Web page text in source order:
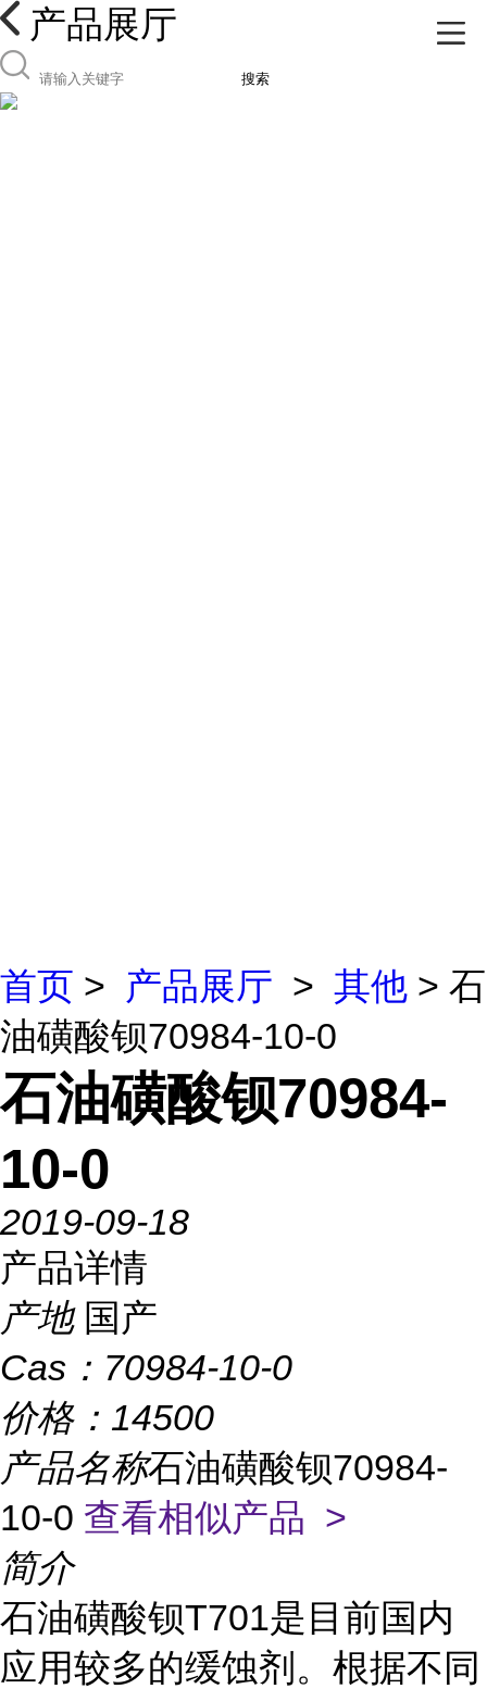
产品展厅
搜索
首页 > 产品展厅 > 其他 > 石
油磺酸钡70984-10-0
石油磺酸钡70984-
10-0
2019-09-18
产品详情
产地 国产
Cas： 70984-10-0
价格： 14500
产品名称石油磺酸钡70984-
10-0 查看相似产品 >
简介
石油磺酸钡T701是目前国内
应用较多的缓蚀剂。根据不同